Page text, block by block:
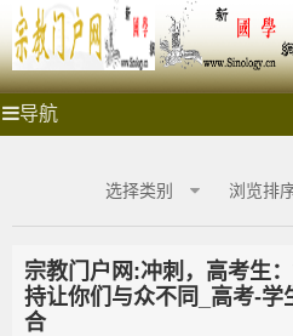
'); })();
导航
宗
_
教
商
宗
教
网
祭拜圣地 宗教门户 各大宗教
选择类别
浏览排
宗教门户网:冲刺，高考生
持让你们与众不同_高考-学
合